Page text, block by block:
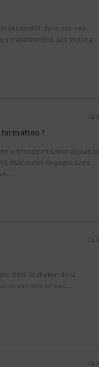
la Covid19 dans nos vies,
marathoniens. Les starting
0
formation ?
profonde mutation depuis la
était certes engagée dans
0
d’été, le chemin de la
avons tous un peu…
0